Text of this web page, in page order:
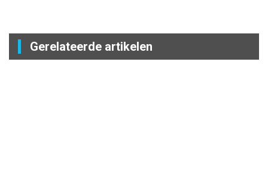
Gerelateerde artikelen